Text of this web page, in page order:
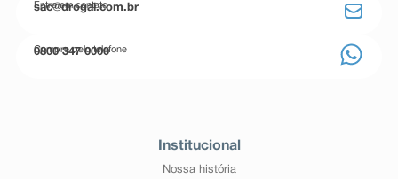
Entre em contato
sac@drogal.com.br
Compre pelo telefone
0800 347 0000
Institucional
Nossa história